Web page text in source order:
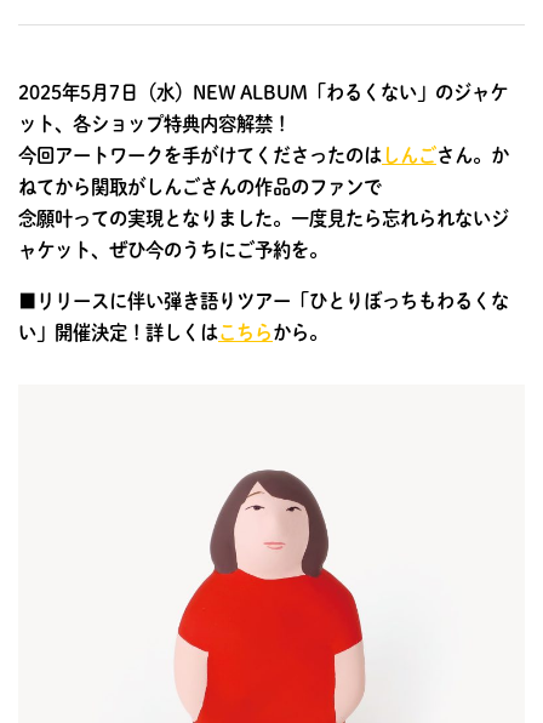
2025年5月7日（水）NEW ALBUM「わるくない」のジャケ
ット、各ショップ特典内容解禁！
今回アートワークを手がけてくださったのはしんごさん。か
ねてから関取がしんごさんの作品のファンで
念願叶っての実現となりました。一度見たら忘れられないジ
ャケット、ぜひ今のうちにご予約を。
■リリースに伴い弾き語りツアー「ひとりぼっちもわるくな
い」開催決定！詳しくはこちらから。